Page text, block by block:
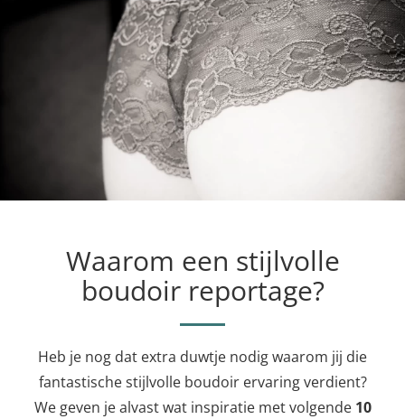
Waarom een stijlvolle
boudoir reportage?
Heb je nog dat extra duwtje nodig waarom jij die
fantastische stijlvolle boudoir ervaring verdient?
We geven je alvast wat inspiratie met volgende 10